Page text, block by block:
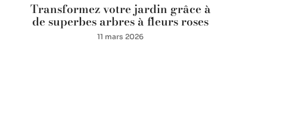
Transformez votre jardin grâce à
de superbes arbres à fleurs roses
11 mars 2026